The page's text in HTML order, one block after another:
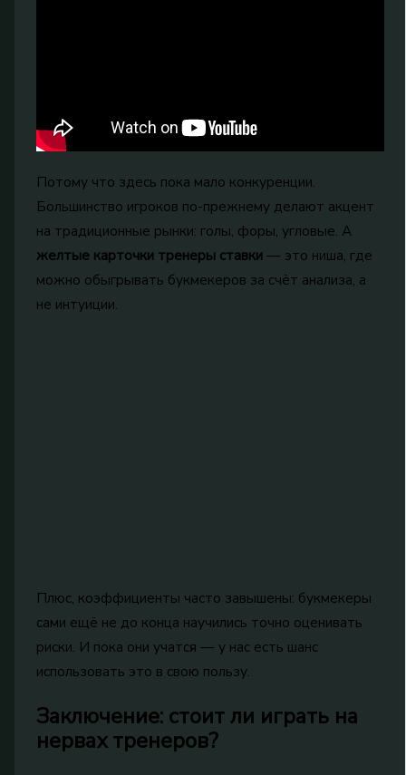
Потому что здесь пока мало конкуренции.
Большинство игроков по-прежнему делают акцент
на традиционные рынки: голы, форы, угловые. А
желтые карточки тренеры ставки— это ниша, где
можно обыгрывать букмекеров за счёт анализа, а
не интуиции.
Плюс, коэффициенты часто завышены: букмекеры
сами ещё не до конца научились точно оценивать
риски. И пока они учатся — у нас есть шанс
использовать это в свою пользу.
Заключение: стоит ли играть на
нервах тренеров?